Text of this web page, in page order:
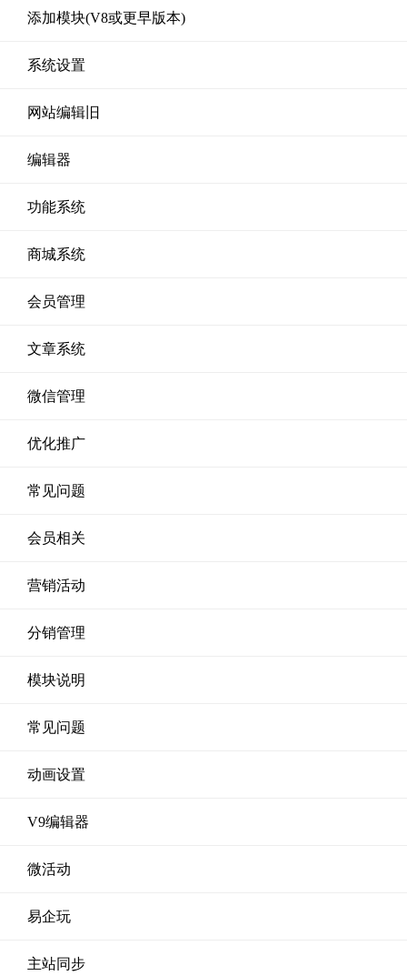
添加模块(V8或更早版本)
系统设置
网站编辑旧
编辑器
功能系统
商城系统
会员管理
文章系统
微信管理
优化推广
常见问题
会员相关
营销活动
分销管理
模块说明
常见问题
动画设置
V9编辑器
微活动
易企玩
主站同步